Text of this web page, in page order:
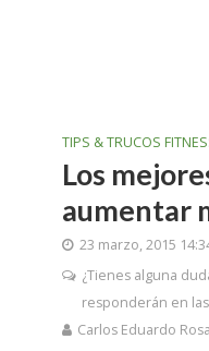
TIPS & TRUCOS
Los
aumentar
23 marzo, 2015
¿Tienes alguna
responderán en
Carlos Eduardo